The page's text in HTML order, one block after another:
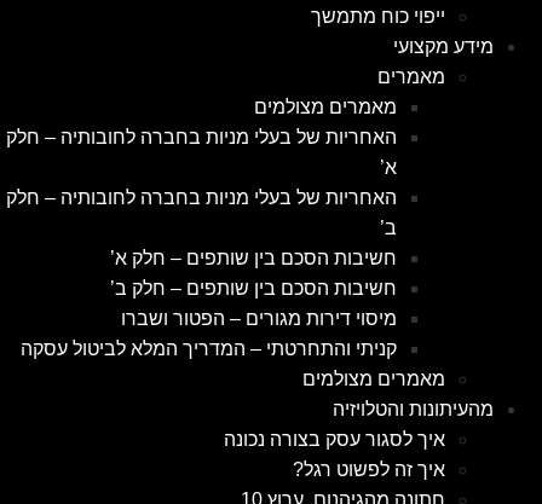
ייפוי כוח מתמשך
מידע מקצועי
מאמרים
מאמרים מצולמים
האחריות של בעלי מניות בחברה לחובותיה – חלק
א’
האחריות של בעלי מניות בחברה לחובותיה – חלק
ב’
חשיבות הסכם בין שותפים – חלק א’
חשיבות הסכם בין שותפים – חלק ב’
מיסוי דירות מגורים – הפטור ושברו
קניתי והתחרטתי – המדריך המלא לביטול עסקה
מאמרים מצולמים
מהעיתונות והטלויזיה
איך לסגור עסק בצורה נכונה
איך זה לפשוט רגל?